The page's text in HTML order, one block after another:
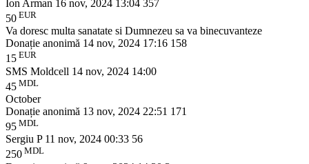
Ion Arman 16 nov, 2024 13:04 357
50 EUR
Va doresc multa sanatate si Dumnezeu sa va binecuvanteze
Donație anonimă 14 nov, 2024 17:16 158
15 EUR
SMS Moldcell 14 nov, 2024 14:00
45 MDL
October
Donație anonimă 13 nov, 2024 22:51 171
95 MDL
Sergiu P 11 nov, 2024 00:33 56
250 MDL